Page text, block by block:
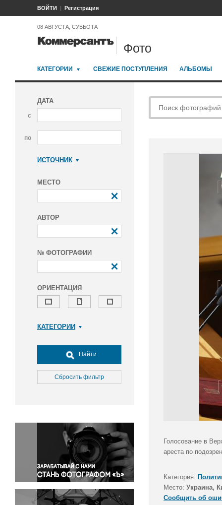
ВОЙТИ Регистрация
08 АВГУСТА, СУББОТА
Фото
КАТЕГОРИИ СВЕЖИЕ ПОСТУПЛЕНИЯ АЛЬБОМЫ
ДАТА
с
по
ИСТОЧНИК
МЕСТО
АВТОР
№ ФОТОГРАФИИ
ОРИЕНТАЦИЯ
КАТЕГОРИИ
Досуг, туризм и отдых
Культура
Медицина
Окружающая среда
Политика
Правосудие
Происшествия и конфликты
Религия
Светская жизнь
Спорт
Найти
Сбросить фильтр
Голосование в
ареста по
Категория:
Место: Украина,
Сообщить об